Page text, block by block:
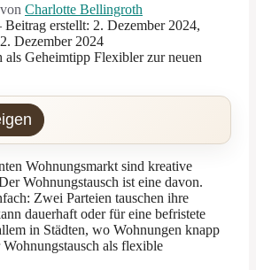
von Charlotte Bellingroth
Beitrag erstellt: 2. Dezember 2024,
Dezember 2024
Wohnungsmarkt sind kreative
Wohnungstausch ist eine davon.
Zwei Parteien tauschen ihre
dauerhaft oder für eine befristete
in Städten, wo Wohnungen knapp
als flexible